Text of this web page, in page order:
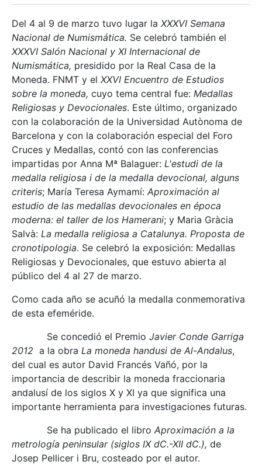
Del 4 al 9 de marzo tuvo lugar la XXXVI Semana
Nacional de Numismática. Se celebró también el
XXXVI Salón Nacional y XI Internacional de
Numismática, presidido por la Real Casa de la
Moneda. FNMT y el XXVI Encuentro de Estudios
sobre la moneda, cuyo tema central fue: Medallas
Religiosas y Devocionales. Este último, organizado
con la colaboración de la Universidad Autònoma de
Barcelona y con la colaboración especial del Foro
Cruces y Medallas, contó con las conferencias
impartidas por Anna Mª Balaguer: L'estudi de la
medalla religiosa i de la medalla devocional, alguns
criteris; María Teresa Aymamí: Aproximación al
estudio de las medallas devocionales en época
moderna: el taller de los Hamerani; y Maria Gràcia
Salvà: La medalla religiosa a Catalunya. Proposta de
cronotipologia. Se celebró la exposición: Medallas
Religiosas y Devocionales, que estuvo abierta al
público del 4 al 27 de marzo.
Como cada año se acuñó la medalla conmemorativa
de esta efeméride.
Se concedió el Premio Javier Conde Garriga
2012 a la obra La moneda handusi de Al-Andalus,
del cual es autor David Francés Vañó, por la
importancia de describir la moneda fraccionaria
andalusí de los siglos X y XI ya que significa una
importante herramienta para investigaciones futuras.
Se ha publicado el libro Aproximación a la
metrología peninsular (siglos IX dC.-XII dC.), de
Josep Pellicer i Bru, costeado por el autor.